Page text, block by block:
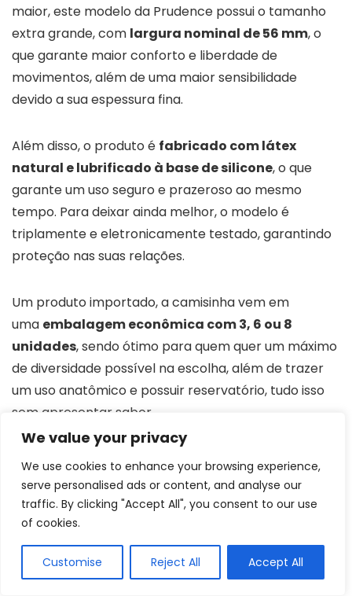
We value your privacy
We use cookies to enhance your browsing experience,
serve personalised ads or content, and analyse our
traffic. By clicking "Accept All", you consent to our use
of cookies.
Customise Reject All Accept All
maior, este modelo da Prudence possui o tamanho
extra grande, com largura nominal de 56 mm, o
que garante maior conforto e liberdade de
movimentos, além de uma maior sensibilidade
devido a sua espessura fina.
Além disso, o produto é fabricado com látex
natural e lubrificado à base de silicone, o que
garante um uso seguro e prazeroso ao mesmo
tempo. Para deixar ainda melhor, o modelo é
triplamente e eletronicamente testado, garantindo
proteção nas suas relações.
Um produto importado, a camisinha vem em
uma embalagem econômica com 3, 6 ou 8
unidades, sendo ótimo para quem quer um máximo
de diversidade possível na escolha, além de trazer
um uso anatômico e possuir reservatório, tudo isso
sem apresentar sabor.
Além disso, a embalagem
discreta e prática
facilita o transporte e armazenamento,
permitindo que esteja sempre à mão quando
necessário. É um detalhe que reforça a proposta de
conveniência e preparo, sem constrangimentos.